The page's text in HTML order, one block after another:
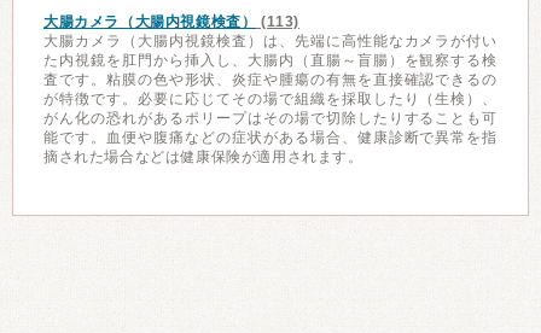
大腸カメラ（大腸内視鏡検査）
(113)
大腸カメラ（大腸内視鏡検査）は、先端に高性能なカメラが付い
た内視鏡を肛門から挿入し、大腸内（直腸～盲腸）を観察する検
査です。粘膜の色や形状、炎症や腫瘍の有無を直接確認できるの
が特徴です。必要に応じてその場で組織を採取したり（生検）、
がん化の恐れがあるポリープはその場で切除したりすることも可
能です。血便や腹痛などの症状がある場合、健康診断で異常を指
摘された場合などは健康保険が適用されます。